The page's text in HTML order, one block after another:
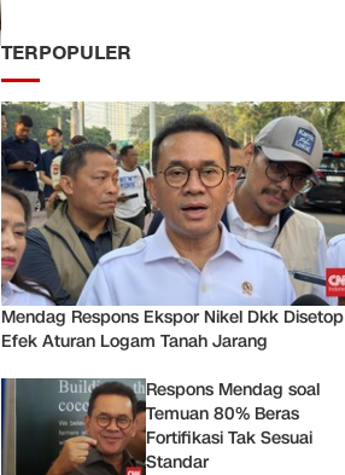
TERPOPULER
Mendag Respons Ekspor Nikel Dkk Disetop
Efek Aturan Logam Tanah Jarang
Respons Mendag soal
Temuan 80% Beras
Fortifikasi Tak Sesuai
Standar